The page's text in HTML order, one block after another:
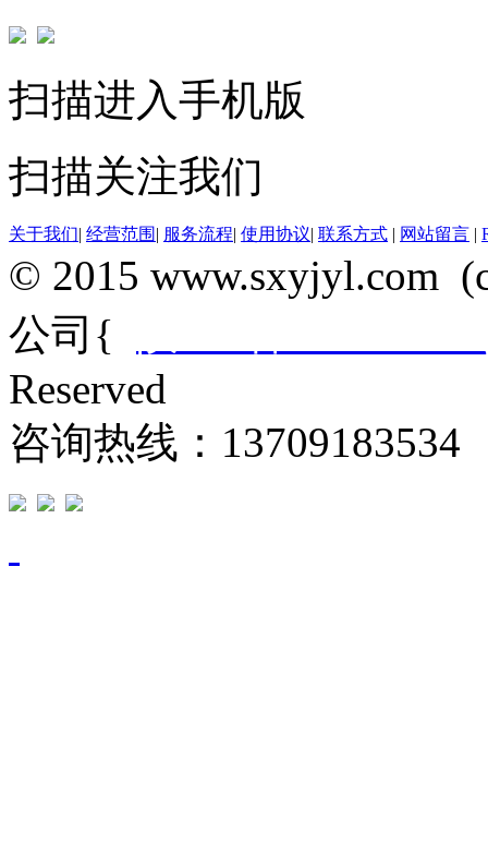
扫描进入手机版
扫描关注我们
关于我们| 经营范围 | 服务流程| 使用协议| 联系方式 | 网站留言 |
© 2015 www.sxyjyl.com
公司{
Reserved
咨询热线：13709183534